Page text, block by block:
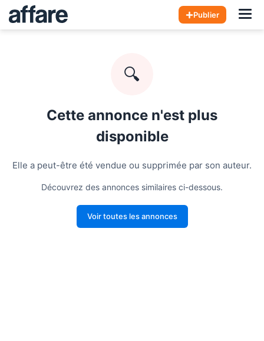
Publier
🔍
Cette annonce n'est plus
disponible
Elle a peut-être été vendue ou supprimée par son auteur.
Découvrez des annonces similaires ci-dessous.
Voir toutes les annonces